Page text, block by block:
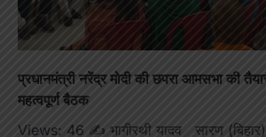
प्रधानमंत्री नरेंद्र मोदी की छपरा आमसभा की
महत्वपूर्ण बैठक
Views: 46 ✍️ भागीरथी यादव सारण